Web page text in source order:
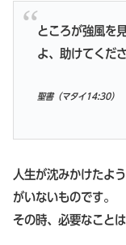
ところが強風を
よ、助けてくだ
聖書（マタイ14:30）
人生が沈みかけたよ
がいないものです。
その時、必要なこと